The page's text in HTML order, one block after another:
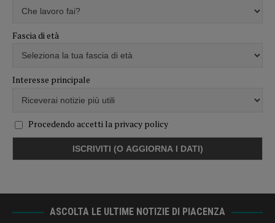
Fascia di età
Interesse principale
Procedendo accetti la privacy policy
ASCOLTA LE ULTIME NOTIZIE DI PIACENZA